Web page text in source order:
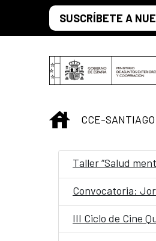
Saltar al contenido principal
SUSCRÍBETE A
INICIO
CCE-SANTIAGO
Taller “Salud
III Ciclo de Cine